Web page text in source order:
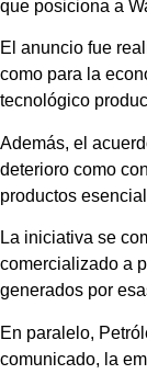
que posiciona a
El anuncio fue
como para la
tecnológico
Además, el
deterioro como
productos
La iniciativa se
comercializado a
generados por
En paralelo,
comunicado, la